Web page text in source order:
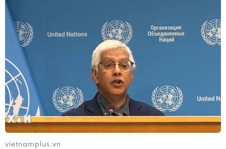
Nhiều ý kiến đề nghị duy trì kiểm soát đi
lại giữa TP.HCM với các tỉnh
28/09/2021 14:07
Tại cuộc họp về chuẩn bị nới lỏng giãn cách sau 30/9,
các ý kiến đề nghị Thủ tướng cho phép tiếp tục giữ cơ
chế kiểm soát đi lại giữa TP HCM và các tỉnh phía Nam
như hiện nay vì nguy cơ còn tiềm ẩn.
vietnamplus.vn